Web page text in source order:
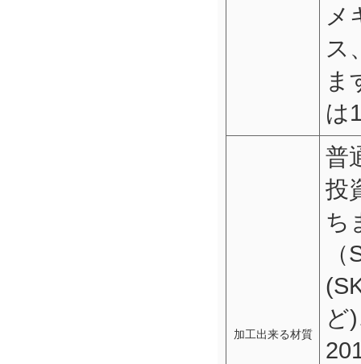
メ
ス
ま
は
加工出来る材質
普
投
ち
ど